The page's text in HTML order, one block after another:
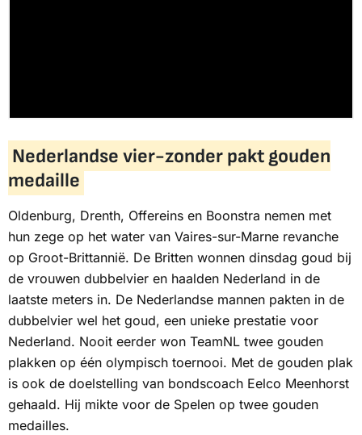
Nederlandse vier-zonder pakt gouden
medaille
Oldenburg, Drenth, Offereins en Boonstra nemen met
hun zege op het water van Vaires-sur-Marne revanche
op Groot-Brittannië. De Britten wonnen dinsdag goud bij
de vrouwen dubbelvier en haalden Nederland in de
laatste meters in. De Nederlandse mannen pakten in de
dubbelvier wel het goud, een unieke prestatie voor
Nederland. Nooit eerder won TeamNL twee gouden
plakken op één olympisch toernooi. Met de gouden plak
is ook de doelstelling van bondscoach Eelco Meenhorst
gehaald. Hij mikte voor de Spelen op twee gouden
medailles.